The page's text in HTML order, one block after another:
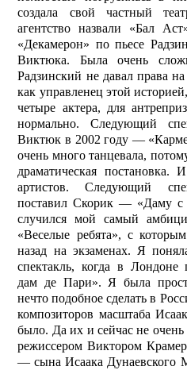
создала свой частный
агентство назвали «Бал
«Декамерон» по пьесе
Виктюка. Была очень
Радзинский не давал права
как управленец этой
четыре актера, для
нормально. Следующий
Виктюк в 2002 году —
очень много танцевала,
драматическая
артистов. Следующий
поставил Скорик — «Даму
случился мой самый
«Веселые ребята», с
назад на экзаменах. Я
спектакль, когда в
дам де Пари». Я была
нечто подобное сделать в
композиторов масштаба
было. Да их и сейчас не
режиссером Виктором
— сына Исаака Дунаевского